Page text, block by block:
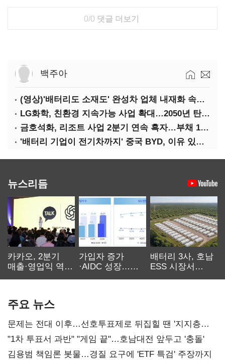
0/0 댓글 더보기
백주아
(영상)'배터리도 소재도' 완성차 업체 내재화 속도낸다
LG화학, 친환경 지속가능 사업 확대…2050년 탄소중립 달성
금호석화, 리조트 사업 2분기 연속 흑자…부채 170%↓
'배터리 기업이 전기차까지' 중국 BYD, 이유 있는 선전
뉴스리듬
카카오, 2분기
매출·영업익 역대
가입자 증가
·AIDC 성장…
배터리 3사, 호남
ESS 시장서
주요 뉴스
문제는 전대 이후…선호투표제로 뒤집힐 땐 '지지층
불복'
"1차 투표서 과반" "게임 끝"…호남대전 앞두고 '충돌'
김용범 책임론 봇물…경질 요구에 'ETF 특검' 주장까지